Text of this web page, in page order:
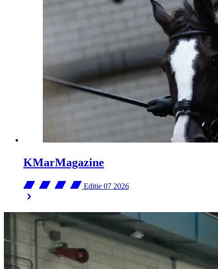
KMarMagazine
Editie 07 2026